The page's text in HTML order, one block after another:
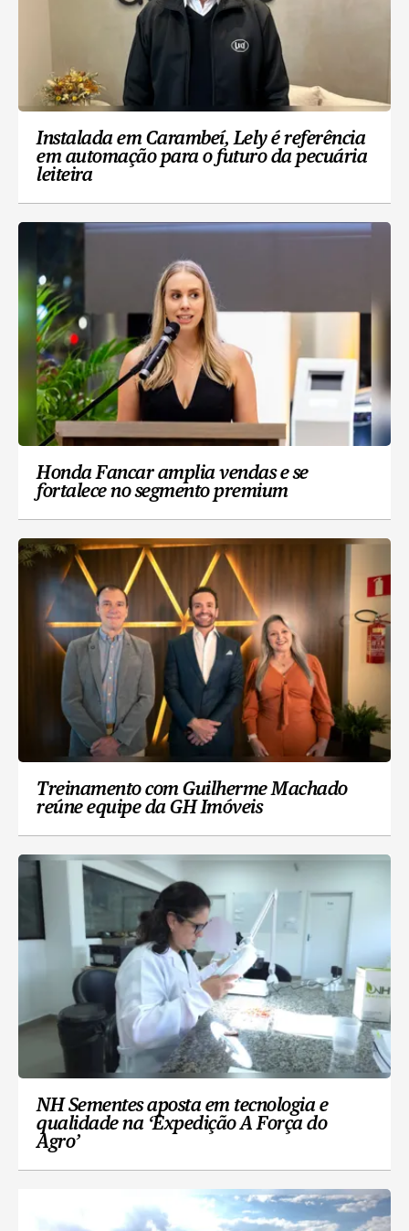
Instalada em Carambeí, Lely é referência
em automação para o futuro da pecuária
leiteira
Honda Fancar amplia vendas e se
fortalece no segmento premium
Treinamento com Guilherme Machado
reúne equipe da GH Imóveis
NH Sementes aposta em tecnologia e
qualidade na ‘Expedição A Força do
Agro’